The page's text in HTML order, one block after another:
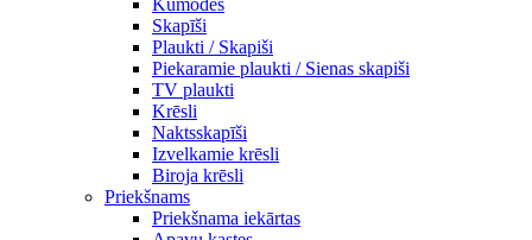
Kumodes
Skapīši
Plaukti / Skapiši
Piekaramie plaukti / Sienas skapiši
TV plaukti
Krēsli
Naktsskapīši
Izvelkamie krēsli
Biroja krēsli
Priekšnams
Priekšnama iekārtas